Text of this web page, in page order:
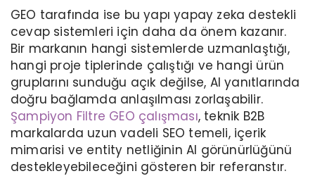
GEO tarafında ise bu yapı yapay zeka destekli
cevap sistemleri için daha da önem kazanır.
Bir markanın hangi sistemlerde uzmanlaştığı,
hangi proje tiplerinde çalıştığı ve hangi ürün
gruplarını sunduğu açık değilse, AI yanıtlarında
doğru bağlamda anlaşılması zorlaşabilir.
Şampiyon Filtre GEO çalışması, teknik B2B
markalarda uzun vadeli SEO temeli, içerik
mimarisi ve entity netliğinin AI görünürlüğünü
destekleyebileceğini gösteren bir referanstır.